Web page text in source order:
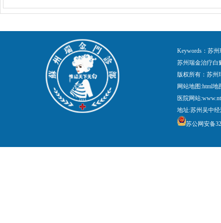
Keywords：苏
苏州瑞金治疗白
版权所有：苏
网站地图:html地
医院网站
地址:苏州吴中
苏公网安备